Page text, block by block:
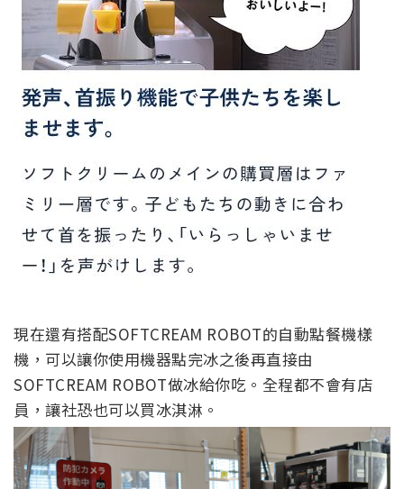
現在還有搭配SOFTCREAM ROBOT的自動點餐機樣
機，可以讓你使用機器點完冰之後再直接由
SOFTCREAM ROBOT做冰給你吃。全程都不會有店
員，讓社恐也可以買冰淇淋。